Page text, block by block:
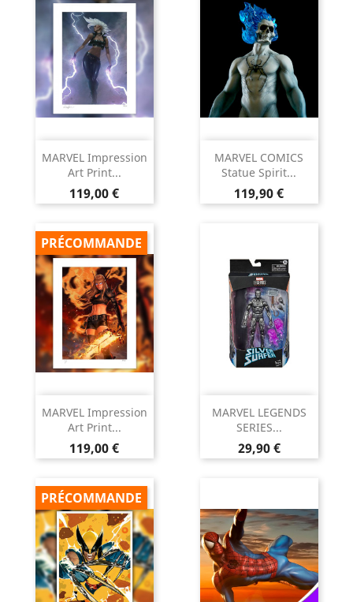
MARVEL Impression
Art Print...
Prix
119,00 €
MARVEL COMICS
Statue Spirit...
Prix
119,90 €
MARVEL Impression
Art Print...
Prix
119,00 €
PRÉCOMMANDE
MARVEL LEGENDS
SERIES...
Prix
29,90 €
PRÉCOMMANDE